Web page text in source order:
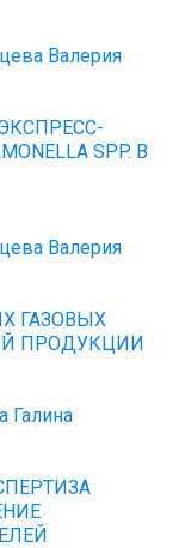
Валерия
SPP. В
Валерия
ГАЗОВЫХ
ПРОДУКЦИИ
Галина